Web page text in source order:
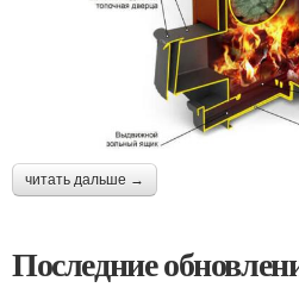
читать дальше →
Последние